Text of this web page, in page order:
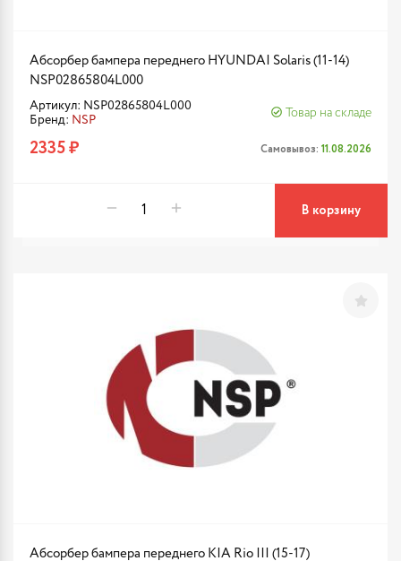
Абсорбер бампера переднего HYUNDAI Solaris (11-14)
NSP02865804L000
Артикул: NSP02865804L000
Бренд: NSP
Товар на складе
2335 ₽ Самовывоз: 11.08.2026
В корзину
Абсорбер бампера переднего KIA Rio III (15-17)